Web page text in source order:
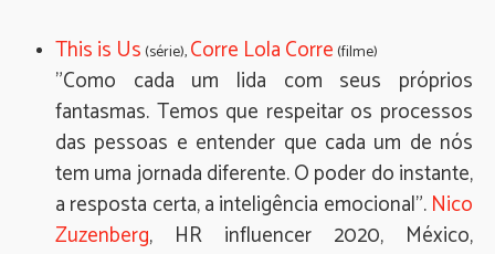
This is Us(série),Corre Lola Corre(filme)
"Como cada um lida com seus próprios
fantasmas. Temos que respeitar os processos
das pessoas e entender que cada um de nós
tem uma jornada diferente. O poder do instante,
a resposta certa, a inteligência emocional".Nico
Zuzenberg, HR influencer 2020, México,